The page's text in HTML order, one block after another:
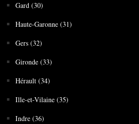
Gard (30)
Haute-Garonne (31)
Gers (32)
Gironde (33)
Hérault (34)
Ille-et-Vilaine (35)
Indre (36)